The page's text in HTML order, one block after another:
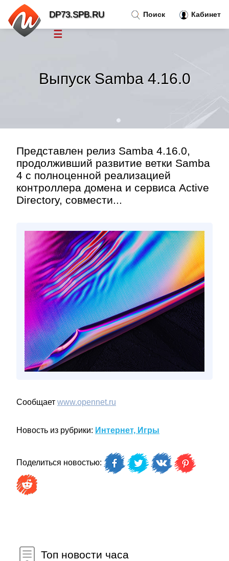
Выпуск Samba 4.16.0
Представлен релиз Samba 4.16.0,
продолживший развитие ветки Samba
4 с полноценной реализацией
контроллера домена и сервиса Active
Directory, совмести...
Сообщает www.opennet.ru
Новость из рубрики: Интернет, Игры
Поделиться новостью:
Топ новости часа
Поиск Кабинет
DP73.SPB.RU
☰
Тренды новостей »
Контакт »